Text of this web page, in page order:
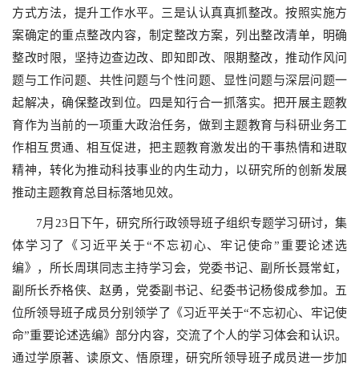
方式方法，提升工作水平。三是认认真真抓整改。按照实施方
案确定的重点整改内容，制定整改方案，列出整改清单，明确
整改时限，坚持边查边改、即知即改、限期整改，推动作风问
题与工作问题、共性问题与个性问题、显性问题与深层问题一
起解决，确保整改到位。四是知行合一抓落实。把开展主题教
育作为当前的一项重大政治任务，做到主题教育与科研业务工
作相互贯通、相互促进，把主题教育激发出的干事热情和进取
精神，转化为推动科技事业的内生动力，以研究所的创新发展
推动主题教育总目标落地见效。
7月 23 日下午，研究所行政领导班子组织专题学习研讨，集
体学习了《习近平关于“不忘初心、牢记使命”重要论述选
编》，所长周琪同志主持学习会，党委书记、副所长聂常虹，
副所长乔格侠、赵勇，党委副书记、纪委书记杨俊成参加。五
位所领导班子成员分别领学了《习近平关于“不忘初心、牢记使
命”重要论述选编》部分内容，交流了个人的学习体会和认识。
通过学原著、读原文、悟原理，研究所领导班子成员进一步加